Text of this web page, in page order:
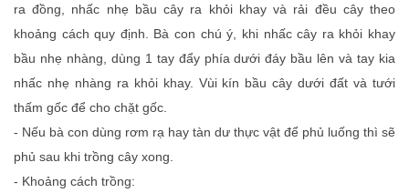
ra đồng, nhấc nhẹ bầu cây ra khỏi khay và rải đều cây theo
khoảng cách quy định. Bà con chú ý, khi nhấc cây ra khỏi khay
bầu nhẹ nhàng, dùng 1 tay đẩy phía dưới đáy bầu lên và tay kia
nhấc nhẹ nhàng ra khỏi khay. Vùi kín bầu cây dưới đất và tưới
thấm gốc để cho chặt gốc.
- Nếu bà con dùng rơm rạ hay tàn dư thực vật để phủ luống thì sẽ
phủ sau khi trồng cây xong.
- Khoảng cách trồng: